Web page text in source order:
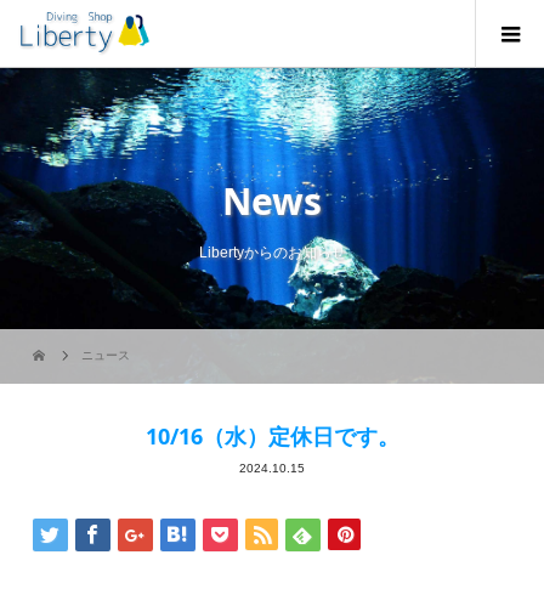
News
Libertyからのお知らせ
ニュース
10/16（水）定休日です。
2024.10.15